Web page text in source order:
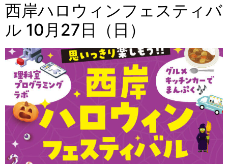
西岸ハロウィンフェスティバ
ル 10月27日（日）